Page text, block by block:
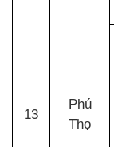
13
Phú
Thọ